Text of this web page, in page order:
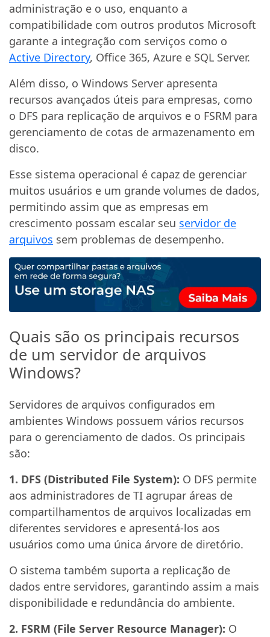
administração e o uso, enquanto a
compatibilidade com outros produtos Microsoft
garante a integração com serviços como o
Active Directory, Office 365, Azure e SQL Server.
Além disso, o Windows Server apresenta
recursos avançados úteis para empresas, como
o DFS para replicação de arquivos e o FSRM para
gerenciamento de cotas de armazenamento em
disco.
Esse sistema operacional é capaz de gerenciar
muitos usuários e um grande volumes de dados,
permitindo assim que as empresas em
crescimento possam escalar seu servidor de
arquivos sem problemas de desempenho.
Quais são os principais recursos
de um servidor de arquivos
Windows?
Servidores de arquivos configurados em
ambientes Windows possuem vários recursos
para o gerenciamento de dados. Os principais
são:
1. DFS (Distributed File System): O DFS permite
aos administradores de TI agrupar áreas de
compartilhamentos de arquivos localizadas em
diferentes servidores e apresentá-los aos
usuários como uma única árvore de diretório.
O sistema também suporta a replicação de
dados entre servidores, garantindo assim a mais
disponibilidade e redundância do ambiente.
2. FSRM (File Server Resource Manager): O